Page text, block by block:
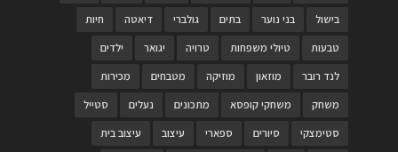
בישול
בני נוער בתים גולברי דיאטה
חיות
טבעות
טיולי משפחות טרויה יגואר
ילדים
לנד רובר
מוזאון מוזיקה מטבחים
מכירות
משחק
משחקי קופסא מתכונים נעלים
סטייל
סטימצקי
סיורים ספארי עיצוב עיצוב בית